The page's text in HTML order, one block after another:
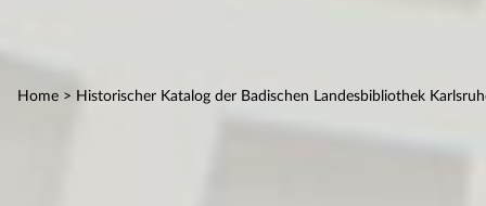
Home > Historischer Katalog der Badischen Landesbibliothek